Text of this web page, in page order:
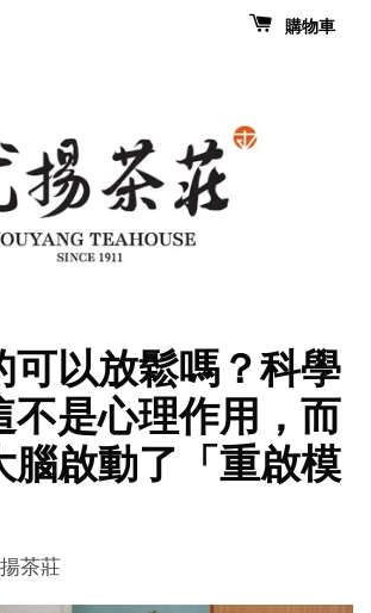
購物車
可以放鬆嗎？科學
不是心理作用，而
腦啟動了「重啟模
茶莊